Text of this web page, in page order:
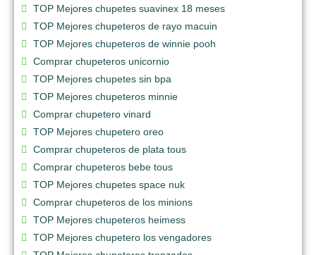
TOP Mejores chupetes suavinex 18 meses
TOP Mejores chupeteros de rayo macuin
TOP Mejores chupeteros de winnie pooh
Comprar chupeteros unicornio
TOP Mejores chupetes sin bpa
TOP Mejores chupeteros minnie
Comprar chupetero vinard
TOP Mejores chupetero oreo
Comprar chupeteros de plata tous
Comprar chupeteros bebe tous
TOP Mejores chupetes space nuk
Comprar chupeteros de los minions
TOP Mejores chupeteros heimess
TOP Mejores chupetero los vengadores